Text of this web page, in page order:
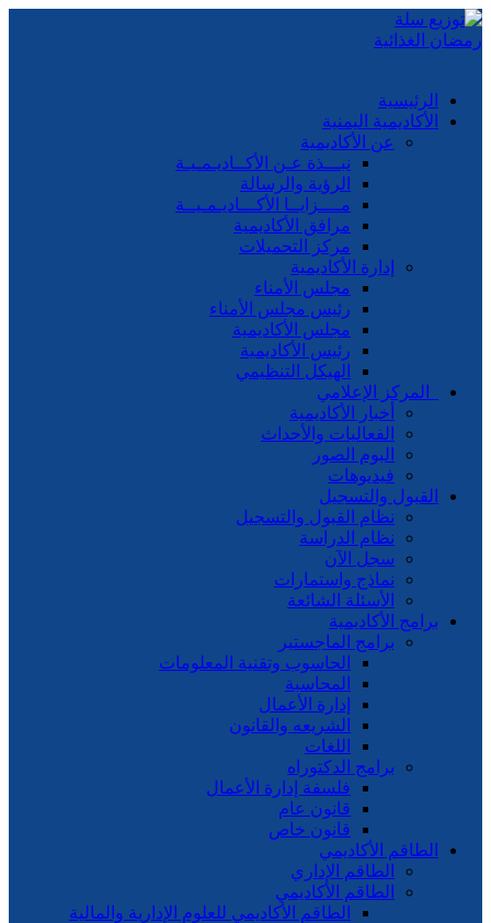
الرئيسية
الأكاديمية اليمنية
عن الأكاديمية
نبـــذة عـن الأكــاديـمـيـة
الرؤية والرسالة
مــــزايــا الأكـــاديـمـيــة
مرافق الأكاديمية
مركز التحميلات
إدارة الأكاديمية
مجلس الأمناء
رئيس مجلس الأمناء
مجلس الأكاديمية
رئيس الأكاديمية
الهيكل التنظيمي
المركز الإعلامي
أخبار الأكاديمية
الفعاليات والأحداث
البوم الصور
فيديوهات
القبول والتسجيل
نظام القبول والتسجيل
نظام الدراسة
سجل الآن
نماذج واستمارات
الأسئلة الشائعة
برامج الأكاديمية
برامج الماجستير
الحاسوب وتقنية المعلومات
المحاسبة
إدارة الأعمال
الشريعه والقانون
اللغات
برامج الدكتوراه
فلسفة إدارة الأعمال
قانون عام
قانون خاص
الطاقم الأكاديمي
الطاقم الإداري
الطاقم الأكاديمي
الطاقم الأكاديمي للعلوم الإدارية والمالية